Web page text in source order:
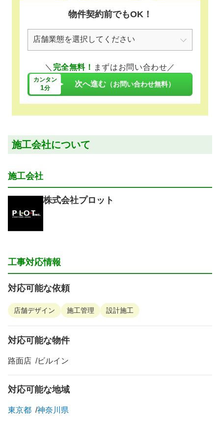
物件契約前でもOK！
＼ 完全無料！ まずはお問い合わせ／
カンタン
1分 次へ進む （お問い合わせ無料）
施工会社について
施工会社
株式会社プロット
工事対応情報
対応可能な依頼
店舗デザイン 施工管理 設計施工
対応可能な物件
路面店 ビルイン
対応可能な地域
東京都 神奈川県